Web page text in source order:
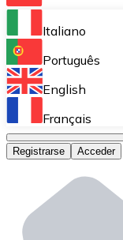
Bitnovo Ramp
Integra
Bitnovo
Bitnovo OTC
Bitnovo ATM
Integra un
Italiano
Português
English
Français
Registrarse Acceder